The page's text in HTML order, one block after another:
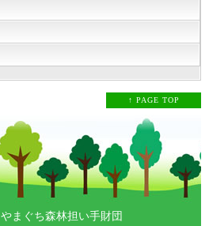
↑ PAGE TOP
やまぐち森林担い手財団